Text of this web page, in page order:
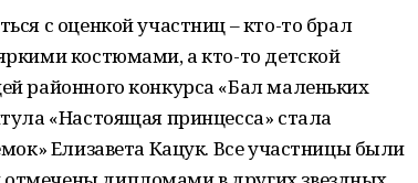
с оценкой участниц – кто-то брал
костюмами, а кто-то детской
районного конкурса «Бал маленьких
«Настоящая принцесса» стала
Елизавета Кацук. Все участницы были